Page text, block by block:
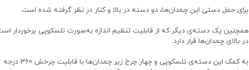
برای حمل دستی این چمدان‌ها، دو دسته در بالا و کنار در نظر گرفته‌ شده است.
همچنین یک دسته‌ی دیگر که از قابلیت تنظیم اندازه به‌صورت تلسکوپی برخوردار
در بالای چمدان‌ها قرار دارد.
به کمک این دسته‌ی تلسکوپی و چهار چرخ زیر چمدان‌ها با قابلیت چرخش 360 درجه‌